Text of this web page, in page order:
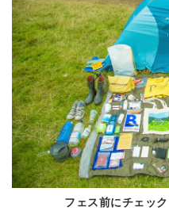
フェス前にチェッ